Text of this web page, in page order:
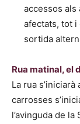
accessos als
afectats, tot i
sortida
Rua matinal, el
La rua
carrosses
l’avinguda de